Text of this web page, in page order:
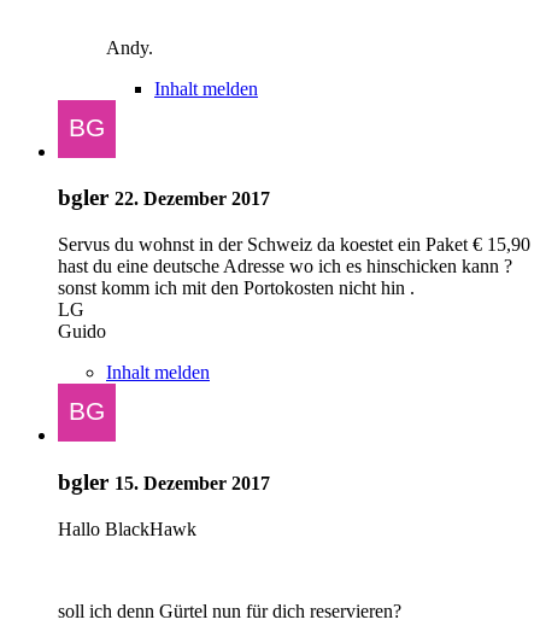
Andy.
Inhalt melden
bgler 22. Dezember 2017
Servus du wohnst in der Schweiz da koestet ein Paket € 15,90
hast du eine deutsche Adresse wo ich es hinschicken kann ?
sonst komm ich mit den Portokosten nicht hin .
LG
Guido
Inhalt melden
bgler 15. Dezember 2017
Hallo BlackHawk
soll ich denn Gürtel nun für dich reservieren?